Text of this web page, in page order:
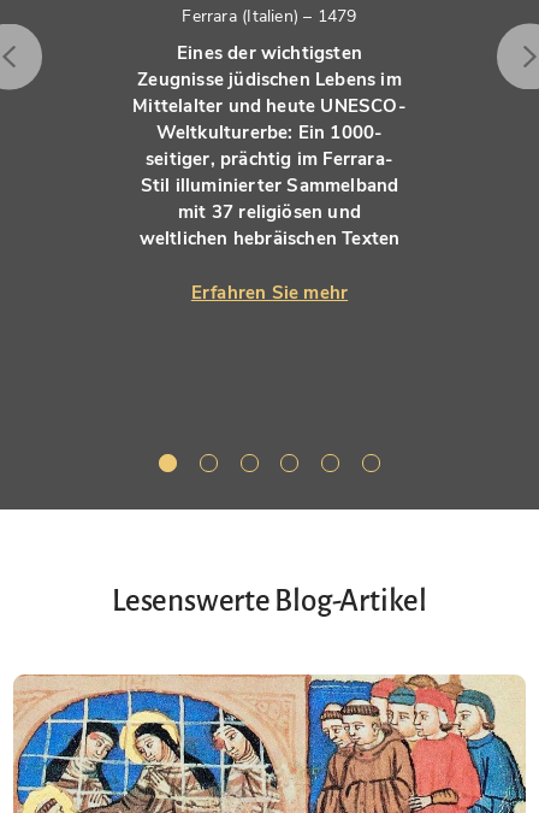
Ferrara (Italien) – 1479
Eines der wichtigsten
Zeugnisse jüdischen Lebens im
Mittelalter und heute UNESCO-
Weltkulturerbe: Ein 1000-
seitiger, prächtig im Ferrara-
Stil illuminierter Sammelband
mit 37 religiösen und
weltlichen hebräischen Texten
Erfahren Sie mehr
Lesenswerte Blog-Artikel